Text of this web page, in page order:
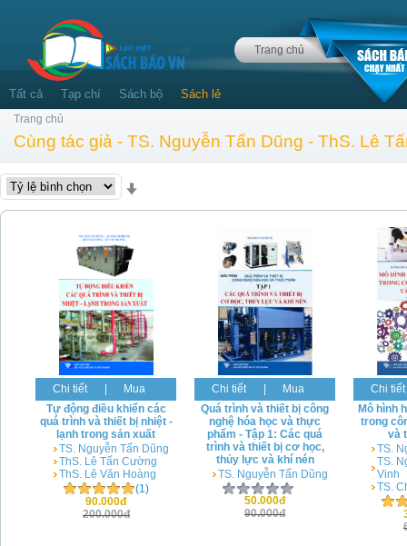
Trang chủ
Tất cả Tạp chí Sách bộ Sách lẻ
Trang chủ
Cùng tác giả - TS. Nguyễn Tấn Dũng - ThS. Lê
Chi tiết
Mua
Tự động điều khiển các
quá trình và thiết bị nhiệt -
lạnh trong sản xuất
TS. Nguyễn Tấn Dũng
ThS. Lê Tấn Cường
ThS. Lê Văn Hoàng
(1)
90.000đ
200.000đ
Chi tiết
Mua
Quá trình và thiết bị công
nghệ hóa học và thực
phẩm - Tập 1: Các quá
trình và thiết bị cơ học,
thủy lực và khí nén
TS. Nguyễn Tấn Dũng
50.000đ
90.000đ
Chi tiết
Mô hình
trong
và
TS.
TS.
Vinh
TS.